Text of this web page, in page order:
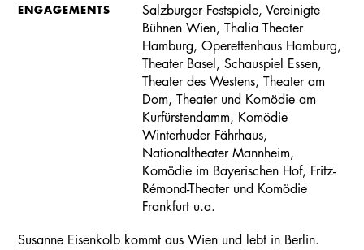
ENGAGEMENTS
Salzburger Festspiele, Vereinigte
Bühnen Wien, Thalia Theater
Hamburg, Operettenhaus Hamburg,
Theater Basel, Schauspiel Essen,
Theater des Westens, Theater am
Dom, Theater und Komödie am
Kurfürstendamm, Komödie
Winterhuder Fährhaus,
Nationaltheater Mannheim,
Komödie im Bayerischen Hof, Fritz-
Rémond-Theater und Komödie
Frankfurt u.a.
Susanne Eisenkolb kommt aus Wien und lebt in Berlin.